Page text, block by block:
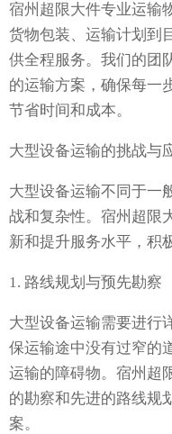
宿州超限大件专业运输
货物包装、运输计划到
供全程服务。我们的团
的运输方案，确保每一
节省时间和成本。
大型设备运输的挑战与
大型设备运输不同于一
战和复杂性。宿州超限
新和提升服务水平，积
1. 路线规划与预先勘察
大型设备运输需要进行
保运输途中没有过窄的
运输的障碍物。宿州超
的勘察和先进的路线规
案。